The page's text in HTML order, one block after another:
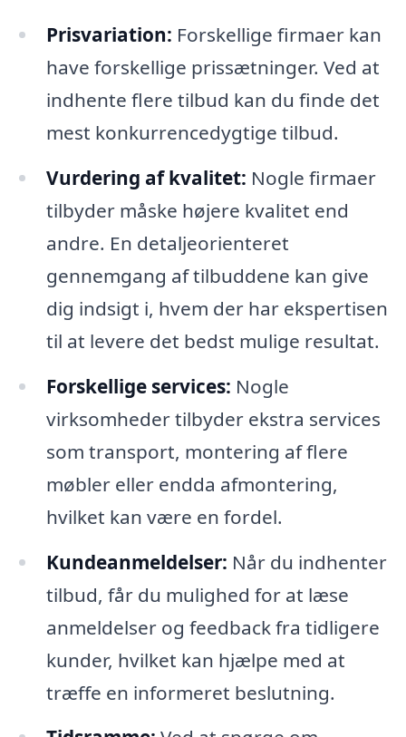
Prisvariation: Forskellige firmaer kan
have forskellige prissætninger. Ved at
indhente flere tilbud kan du finde det
mest konkurrencedygtige tilbud.
Vurdering af kvalitet: Nogle firmaer
tilbyder måske højere kvalitet end
andre. En detaljeorienteret
gennemgang af tilbuddene kan give
dig indsigt i, hvem der har ekspertisen
til at levere det bedst mulige resultat.
Forskellige services: Nogle
virksomheder tilbyder ekstra services
som transport, montering af flere
møbler eller endda afmontering,
hvilket kan være en fordel.
Kundeanmeldelser: Når du indhenter
tilbud, får du mulighed for at læse
anmeldelser og feedback fra tidligere
kunder, hvilket kan hjælpe med at
træffe en informeret beslutning.